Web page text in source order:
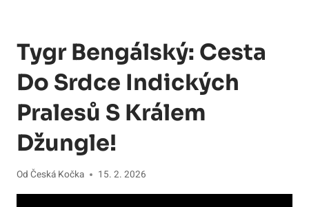
Tygr Bengálský: Cesta
Do Srdce Indických
Pralesů S Králem
Džungle!
Od Česká Kočka 15. 2. 2026